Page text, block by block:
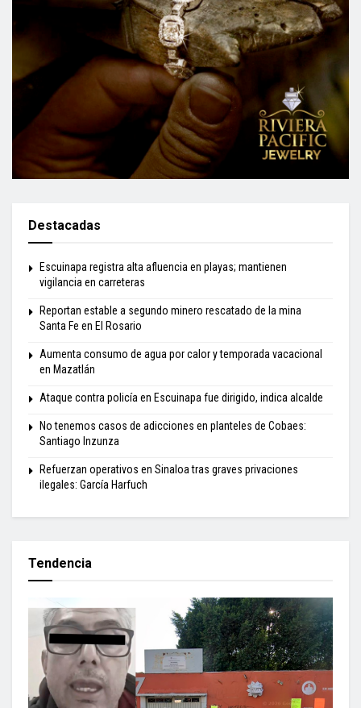
Destacadas
Escuinapa registra alta afluencia en playas; mantienen
vigilancia en carreteras
Reportan estable a segundo minero rescatado de la mina
Santa Fe en El Rosario
Aumenta consumo de agua por calor y temporada vacacional
en Mazatlán
Ataque contra policía en Escuinapa fue dirigido, indica alcalde
No tenemos casos de adicciones en planteles de Cobaes:
Santiago Inzunza
Refuerzan operativos en Sinaloa tras graves privaciones
ilegales: García Harfuch
Tendencia